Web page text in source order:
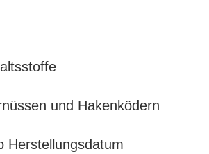
und Hakenködern
Herstellungsdatum